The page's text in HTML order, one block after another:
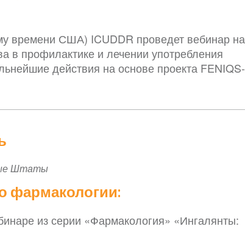
времени США) ICUDDR проведет вебинар на
в профилактике и лечении употребления
действия на основе проекта FENIQS-
Штаты
фармакологии:
из серии «Фармакология» «Ингалянты: